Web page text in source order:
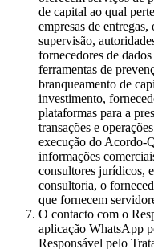
de capital ao qual
empresas de
supervisão,
fornecedores de
ferramentas de
branqueamento de
investimento,
plataformas para a
transações e
execução do Acordo-
informações
consultores jurídicos,
consultoria, o
que fornecem
O contacto com o
aplicação WhatsApp
Responsável pelo